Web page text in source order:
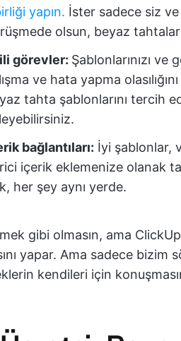
yapın. İster sadece siz
olsun, beyaz tahtalar
görevler: Şablonlarınızı ve
ve hata yapma
tahta şablonlarını tercih
bağlantıları: İyi şablonlar,
içerik eklemenize olanak
her şey aynı yerde.
gibi olmasın, ama
yapar. Ama sadece
kendileri için